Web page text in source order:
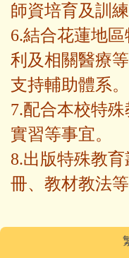
師資培育及訓練
6.結合花蓮地
利及相關醫療
支持輔助體系。
7.配合本校特
實習等事宜。
8.出版特殊教
冊、教材教法等